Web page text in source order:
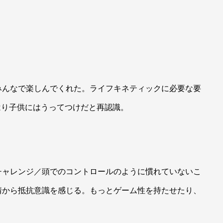
なで楽しんでくれた。ライフキネティックに必要な要
子供にはうってつけだと再認識。
レンジ／頭でのコントロールのように慣れていないこ
ら抵抗意識を感じる。もっとゲーム性を持たせたり、